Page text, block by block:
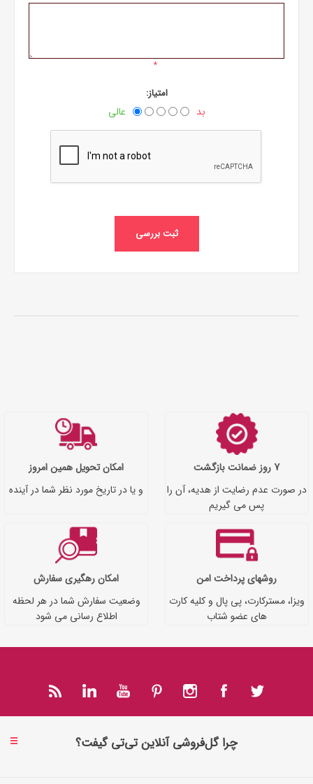
*
امتیاز:
بد عالی
ثبت بررسی
7 روز ضمانت بازگشت
در صورت عدم رضایت از هدیه، آن را
پس می گیریم
امکان تحویل همین امروز
و یا در تاریخ مورد نظر شما در آینده
روشهای پرداخت امن
ویزا، مسترکارت، پی پال و کلیه کارت
های عضو شتاب
امکان رهگیری سفارش
وضعیت سفارش شما در هر لحظه
اطلاع رسانی می شود
چرا گل‌فروشی آنلاین تی‌تی گیفت؟